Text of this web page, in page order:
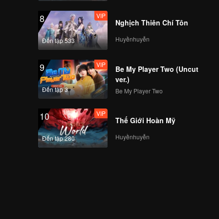
8
Đến tập 533
VIP
Nghịch Thiên Chí Tôn
Huyềnhuyễn
9
Đến tập 3
VIP
Be My Player Two (Uncut
ver.)
Be My Player Two
10
Đến tập 280
VIP
Thế Giới Hoàn Mỹ
Huyềnhuyễn